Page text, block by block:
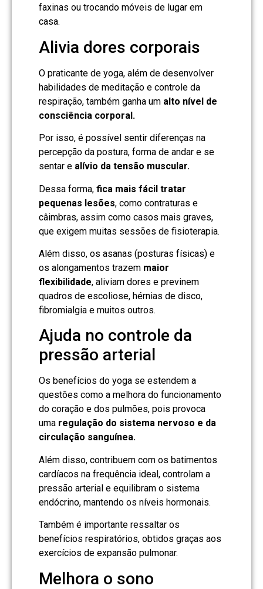
faxinas ou trocando móveis de lugar em
casa.
Alivia dores corporais
O praticante de yoga, além de desenvolver
habilidades de meditação e controle da
respiração, também ganha um alto nível de
consciência corporal.
Por isso, é possível sentir diferenças na
percepção da postura, forma de andar e se
sentar e alívio da tensão muscular.
Dessa forma, fica mais fácil tratar
pequenas lesões, como contraturas e
câimbras, assim como casos mais graves,
que exigem muitas sessões de fisioterapia.
Além disso, os asanas (posturas físicas) e
os alongamentos trazem maior
flexibilidade, aliviam dores e previnem
quadros de escoliose, hérnias de disco,
fibromialgia e muitos outros.
Ajuda no controle da
pressão arterial
Os benefícios do yoga se estendem a
questões como a melhora do funcionamento
do coração e dos pulmões, pois provoca
uma regulação do sistema nervoso e da
circulação sanguínea.
Além disso, contribuem com os batimentos
cardíacos na frequência ideal, controlam a
pressão arterial e equilibram o sistema
endócrino, mantendo os níveis hormonais.
Também é importante ressaltar os
benefícios respiratórios, obtidos graças aos
exercícios de expansão pulmonar.
Melhora o sono